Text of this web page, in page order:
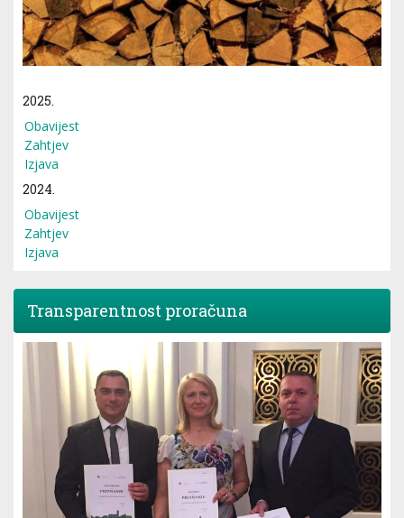
2025.
Obavijest
Zahtjev
Izjava
2024.
Obavijest
Zahtjev
Izjava
Transparentnost proračuna